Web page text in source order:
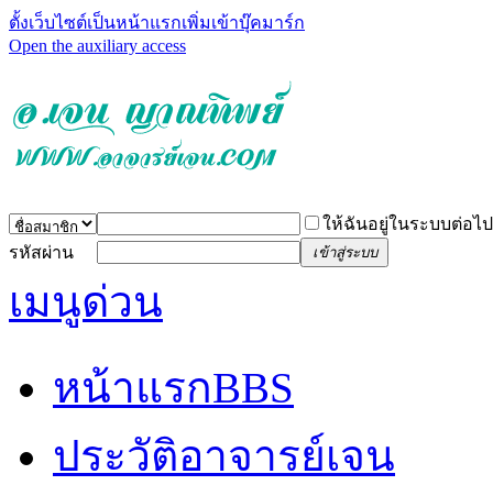
ตั้งเว็บไซต์เป็นหน้าแรกเพิ่มเข้าบุ๊คมาร์ก
Open the auxiliary access
ให้ฉันอยู่ในระบบต่อไป
รหัสผ่าน
เข้าสู่ระบบ
เมนูด่วน
หน้าแรกBBS
ประวัติอาจารย์เจน